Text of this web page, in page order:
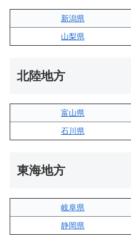
新潟県
山梨県
北陸地方
富山県
石川県
東海地方
岐阜県
静岡県